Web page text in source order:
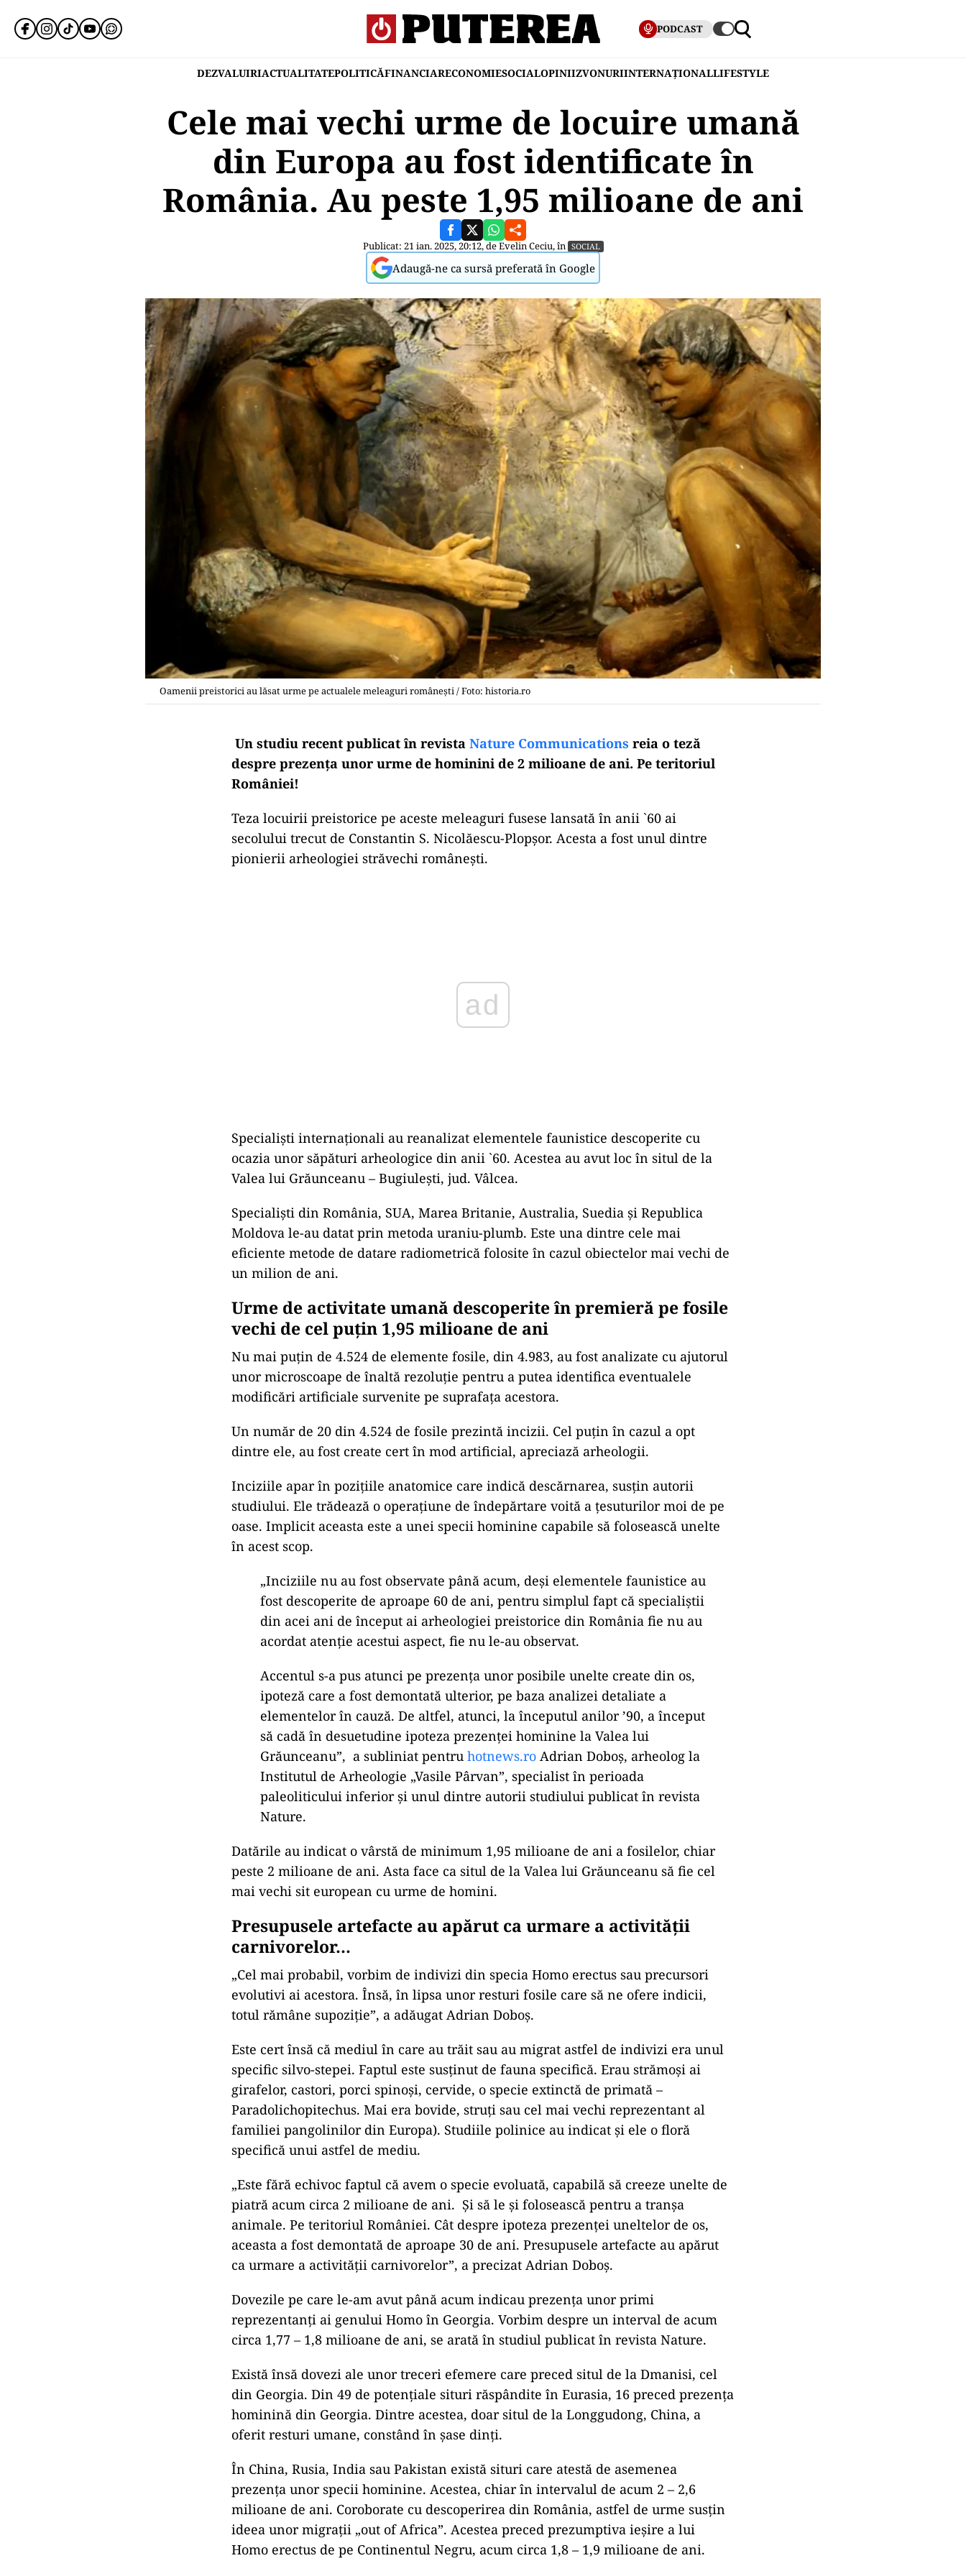
PODCAST
DEZVALUIRIACTUALITATEPOLITICĂFINANCIARECONOMIESOCIALOPINIIZVONURIINTERNAȚIONALLIFESTYLE
Cele mai vechi urme de locuire umană
din Europa au fost identificate în
România. Au peste 1,95 milioane de ani
Publicat: 21 ian. 2025, 20:12, deEvelin Ceciu, în SOCIAL
Adaugă-ne ca sursă preferată în Google
Oamenii preistorici au lăsat urme pe actualele meleaguri românești / Foto: historia.ro
Un studiu recent publicat în revista Nature Communications reia o teză
despre prezența unor urme de hominini de 2 milioane de ani. Pe teritoriul
României!
Teza locuirii preistorice pe aceste meleaguri fusese lansată în anii `60 ai
secolului trecut de Constantin S. Nicolăescu-Plopșor. Acesta a fost unul dintre
pionierii arheologiei străvechi românești.
Specialiști internaționali au reanalizat elementele faunistice descoperite cu
ocazia unor săpături arheologice din anii `60. Acestea au avut loc în situl de la
Valea lui Grăunceanu – Bugiulești, jud. Vâlcea.
Specialiști din România, SUA, Marea Britanie, Australia, Suedia și Republica
Moldova le-au datat prin metoda uraniu-plumb. Este una dintre cele mai
eficiente metode de datare radiometrică folosite în cazul obiectelor mai vechi de
un milion de ani.
Urme de activitate umană descoperite în premieră pe fosile
vechi de cel puțin 1,95 milioane de ani
Nu mai puțin de 4.524 de elemente fosile, din 4.983, au fost analizate cu ajutorul
unor microscoape de înaltă rezoluție pentru a putea identifica eventualele
modificări artificiale survenite pe suprafața acestora.
Un număr de 20 din 4.524 de fosile prezintă incizii. Cel puțin în cazul a opt
dintre ele, au fost create cert în mod artificial, apreciază arheologii.
Inciziile apar în pozițiile anatomice care indică descărnarea, susțin autorii
studiului. Ele trădează o operațiune de îndepărtare voită a țesuturilor moi de pe
oase. Implicit aceasta este a unei specii hominine capabile să folosească unelte
în acest scop.
„Inciziile nu au fost observate până acum, deși elementele faunistice au
fost descoperite de aproape 60 de ani, pentru simplul fapt că specialiștii
din acei ani de început ai arheologiei preistorice din România fie nu au
acordat atenție acestui aspect, fie nu le-au observat.
Accentul s-a pus atunci pe prezența unor posibile unelte create din os,
ipoteză care a fost demontată ulterior, pe baza analizei detaliate a
elementelor în cauză. De altfel, atunci, la începutul anilor ’90, a început
să cadă în desuetudine ipoteza prezenței hominine la Valea lui
Grăunceanu”, a subliniat pentru hotnews.ro Adrian Doboș, arheolog la
Institutul de Arheologie „Vasile Pârvan”, specialist în perioada
paleoliticului inferior și unul dintre autorii studiului publicat în revista
Nature.
Datările au indicat o vârstă de minimum 1,95 milioane de ani a fosilelor, chiar
peste 2 milioane de ani. Asta face ca situl de la Valea lui Grăunceanu să fie cel
mai vechi sit european cu urme de homini.
Presupusele artefacte au apărut ca urmare a activității
carnivorelor…
„Cel mai probabil, vorbim de indivizi din specia Homo erectus sau precursori
evolutivi ai acestora. Însă, în lipsa unor resturi fosile care să ne ofere indicii,
totul rămâne supoziție”, a adăugat Adrian Doboș.
Este cert însă că mediul în care au trăit sau au migrat astfel de indivizi era unul
specific silvo-stepei. Faptul este susținut de fauna specifică. Erau strămoși ai
girafelor, castori, porci spinoși, cervide, o specie extinctă de primată –
Paradolichopitechus. Mai era bovide, struți sau cel mai vechi reprezentant al
familiei pangolinilor din Europa). Studiile polinice au indicat și ele o floră
specifică unui astfel de mediu.
„Este fără echivoc faptul că avem o specie evoluată, capabilă să creeze unelte de
piatră acum circa 2 milioane de ani. Și să le și folosească pentru a tranșa
animale. Pe teritoriul României. Cât despre ipoteza prezenței uneltelor de os,
aceasta a fost demontată de aproape 30 de ani. Presupusele artefacte au apărut
ca urmare a activității carnivorelor”, a precizat Adrian Doboș.
Dovezile pe care le-am avut până acum indicau prezența unor primi
reprezentanți ai genului Homo în Georgia. Vorbim despre un interval de acum
circa 1,77 – 1,8 milioane de ani, se arată în studiul publicat în revista Nature.
Există însă dovezi ale unor treceri efemere care preced situl de la Dmanisi, cel
din Georgia. Din 49 de potențiale situri răspândite în Eurasia, 16 preced prezența
hominină din Georgia. Dintre acestea, doar situl de la Longgudong, China, a
oferit resturi umane, constând în șase dinți.
În China, Rusia, India sau Pakistan există situri care atestă de asemenea
prezența unor specii hominine. Acestea, chiar în intervalul de acum 2 – 2,6
milioane de ani. Coroborate cu descoperirea din România, astfel de urme susțin
ideea unor migrații „out of Africa”. Acestea preced prezumptiva ieșire a lui
Homo erectus de pe Continentul Negru, acum circa 1,8 – 1,9 milioane de ani.